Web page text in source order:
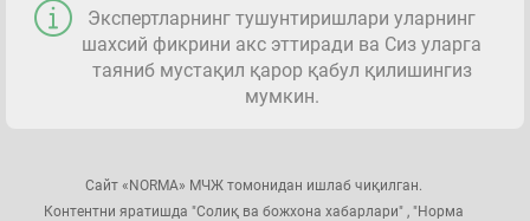
Экспертларнинг тушунтиришлари уларнинг
шахсий фикрини акс эттиради ва Сиз уларга
таяниб мустақил қарор қабул қилишингиз
мумкин.
Сайт «NORMA» МЧЖ томонидан ишлаб чиқилган.
Контентни яратишда "Солиқ ва божхона хабарлари" , "Норма